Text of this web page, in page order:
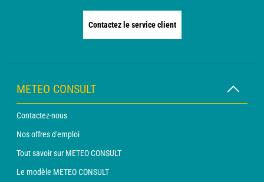
Contactez le service client
METEO CONSULT
Contactez-nous
Nos offres d'emploi
Tout savoir sur METEO CONSULT
Le modèle METEO CONSULT